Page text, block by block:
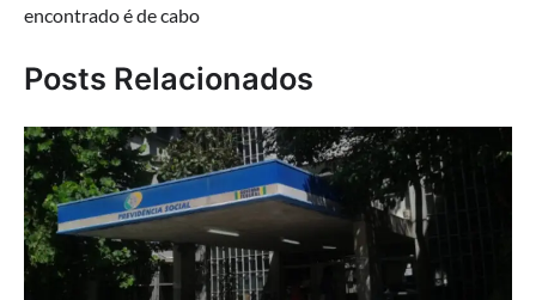
encontrado é de cabo
Posts Relacionados